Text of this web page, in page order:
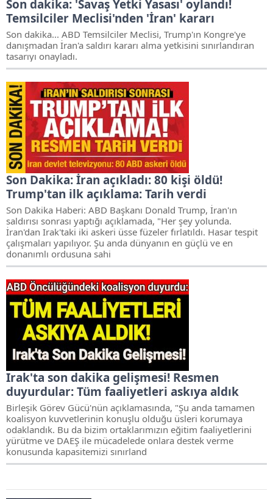
Son dakika: 'Savaş Yetki Yasası' oylandı!
Temsilciler Meclisi'nden 'İran' kararı
Son dakika... ABD Temsilciler Meclisi, Trump'ın Kongre'ye
danışmadan İran'a saldırı kararı alma yetkisini sınırlandıran
tasarıyı onayladı.
Son Dakika: İran açıkladı: 80 kişi öldü!
Trump'tan ilk açıklama: Tarih verdi
Son Dakika Haberi: ABD Başkanı Donald Trump, İran'ın
saldırısı sonrası yaptığı açıklamada, "Her şey yolunda.
İran'dan Irak'taki iki askeri üsse füzeler fırlatıldı. Hasar tespit
çalışmaları yapılıyor. Şu anda dünyanın en güçlü ve en
donanımlı ordusuna sahi
Irak'ta son dakika gelişmesi! Resmen
duyurdular: Tüm faaliyetleri askıya aldık
Birleşik Görev Gücü'nün açıklamasında, "Şu anda tamamen
koalisyon kuvvetlerinin konuşlu olduğu üsleri korumaya
odaklandık. Bu da bizim ortaklarımızın eğitim faaliyetlerini
yürütme ve DAEŞ ile mücadelede onlara destek verme
konusunda kapasitemizi sınırland